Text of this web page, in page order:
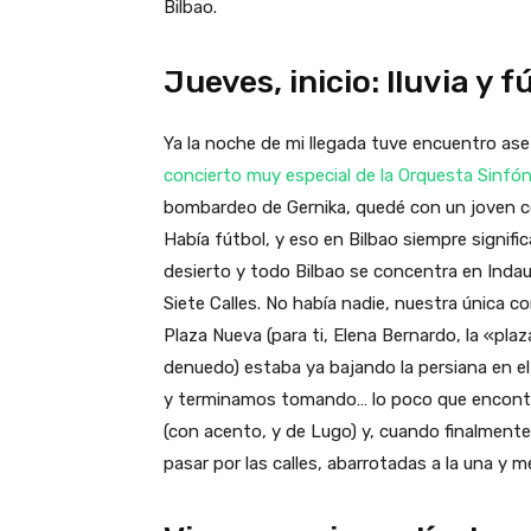
Bilbao.
Jueves, inicio: lluvia y
Ya la noche de mi llegada tuve encuentro
concierto muy especial de la Orquesta
bombardeo de Gernika, quedé con un joven
Había fútbol, y eso en Bilbao siempre
desierto y todo Bilbao se concentra en
Siete Calles. No había nadie, nuestra única
Plaza Nueva (para ti, Elena Bernardo, la
denuedo) estaba ya bajando la persiana en
y terminamos tomando… lo poco que
(con acento, y de Lugo) y, cuando
pasar por las calles, abarrotadas a la una y